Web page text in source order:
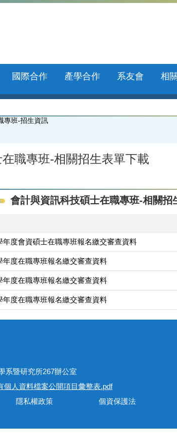
國際合作 產學合作 系友會 相
專班-招生資訊
職專班-相關招生表單下載
會計與資訊科技碩士在職專班-相關招
年度會資碩士在職專班報名繳交審查資料
年度在職專班報名繳交審查資料
年度在職專班報名繳交審查資料
年度在職專班報名繳交審查資料
究所267辦公室
人資料檔案公開項目彙整表.pdf
地圖 隱私權政策 個資保護法